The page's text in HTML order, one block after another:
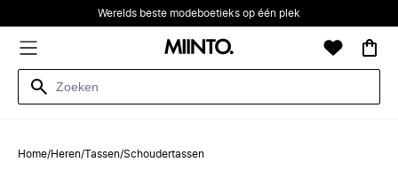
Werelds beste modeboetieks op één plek
Home/Heren/Tassen/Schoudertassen